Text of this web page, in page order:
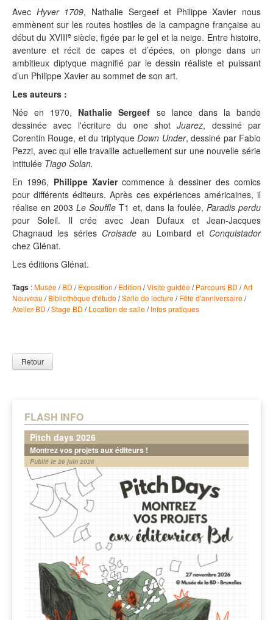
FLASH INFO
Pitch days 2026
Montrez vos projets aux éditeurs !
Publié le 26 juin 2026
Avec Hyver 1709, Nathalie Sergeef et Philippe Xavier nous
emmènent sur les routes hostiles de la campagne française au
début du XVIIIesiècle, figée par le gel et la neige. Entre histoire,
aventure et récit de capes et d’épées, on plonge dans un
ambitieux diptyque magnifié par le dessin réaliste et puissant
d’un Philippe Xavier au sommet de son art.
Les auteurs :
Née en 1970, Nathalie Sergeef se lance dans la bande
dessinée avec l'écriture du one shotJuarez, dessiné par
Corentin Rouge, et du triptyqueDown Under, dessiné par Fabio
Pezzi, avec qui elle travaille actuellement sur une nouvelle série
intitulée Tiago Solan.
En 1996, Philippe Xavier commence à dessiner des comics
pour différents éditeurs. Après ces expériences américaines, il
réalise en 2003Le Souffle T1 et, dans la foulée, Paradis perdu
pour Soleil. Il crée avec Jean Dufaux et Jean-Jacques
Chagnaud les séries Croisade au Lombard et Conquistador
chez Glénat.
Les éditions Glénat.
Tags :Musée/BD /Exposition /Edition /Visite guidée/Parcours BD /Art
Nouveau /Bibliothèque d'étude/Salle de lecture/Fête d'anniversaire/
Atelier BD /Stage BD /Location de salle/Infos pratiques
Retour